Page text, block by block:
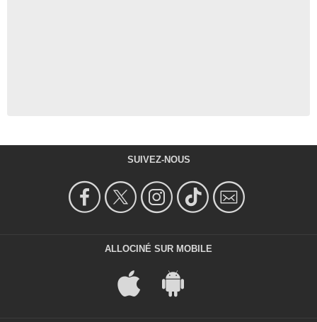
SUIVEZ-NOUS
ALLOCINÉ SUR MOBILE